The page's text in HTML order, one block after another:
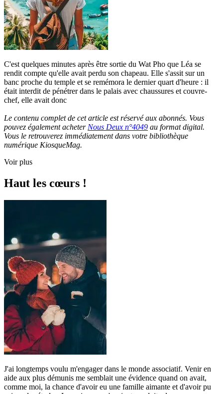
C'est quelques minutes après être sortie du Wat Pho que Léa se
rendit compte qu'elle avait perdu son chapeau. Elle s'assit sur un
banc proche du temple et se remémora le dernier quart d'heure : il
était interdit de pénétrer dans le palais avec chaussures et couvre-
chef, elle avait donc
Le contenu complet de cet article est réservé aux abonnés. Vous
pouvez également acheter Nous Deux n°4049 au format digital.
Vous le retrouverez immédiatement dans votre bibliothèque
numérique KiosqueMag.
Voir plus
Haut les cœurs !
J'ai longtemps voulu m'engager dans le monde associatif. Venir en
aide aux plus démunis me semblait une évidence quand on avait,
comme moi, la chance d'avoir eu une famille aimante et d'avoir pu